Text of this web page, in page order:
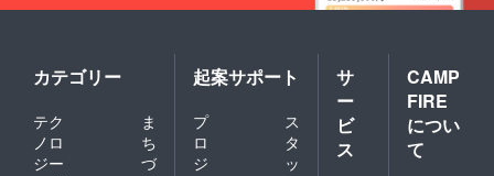
カテゴリー
テク
ノロ
ジー
ま
ち
づ
起案サポート
プ
ロ
ジ
ス
タ
ッ
サ
ー
ビ
ス
CAMP
FIRE
につい
て